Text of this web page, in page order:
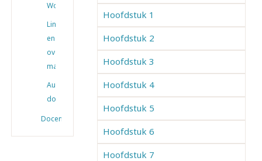
Woordenlijsten
Links
en
overig
materiaal
Audio
downloaden
Docenten
Hoofdstuk 1
Hoofdstuk 2
Hoofdstuk 3
Hoofdstuk 4
Hoofdstuk 5
Hoofdstuk 6
Hoofdstuk 7